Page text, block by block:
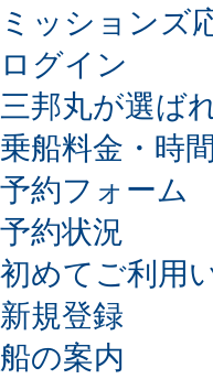
ミッションズ
ログイン
三邦丸が選ば
乗船料金・時
予約フォーム
予約状況
初めてご利用
新規登録
船の案内